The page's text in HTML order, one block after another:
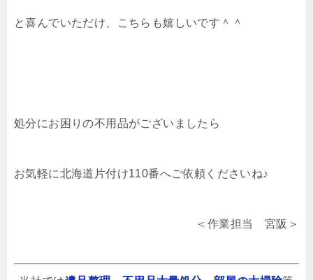
と喜んでいただけ、こちらも嬉しいです＾＾
処分にお困りの不用品がございましたら
お気軽に北海道片付け110番へご依頼くださいね♪
＜作業担当 宮阪＞